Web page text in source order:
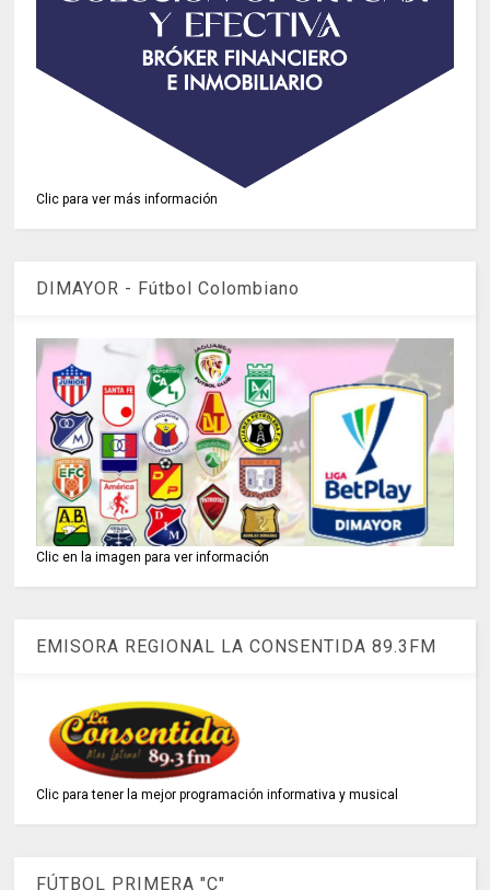
Clic para ver más información
DIMAYOR - Fútbol Colombiano
Clic en la imagen para ver información
EMISORA REGIONAL LA CONSENTIDA 89.3FM
Clic para tener la mejor programación informativa y musical
FÚTBOL PRIMERA "C"